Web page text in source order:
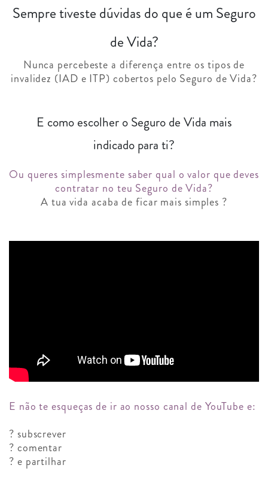
Sempre tiveste dúvidas do que é um Seguro
de Vida?
Nunca percebeste a diferença entre os tipos de
invalidez (IAD e ITP) cobertos pelo Seguro de Vida?
E como escolher o Seguro de Vida mais
indicado para ti?
Ou queres simplesmente saber qual o valor que deves
contratar no teu Seguro de Vida?
A tua vida acaba de ficar mais simples ?
E não te esqueças de ir ao nosso canal de YouTube e:
?️ subscrever
?️ comentar
?️ e partilhar